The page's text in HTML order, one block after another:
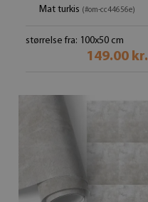
Mat turkis (#om-cc44656e)
størrelse fra: 100x50 cm
149.00 kr.